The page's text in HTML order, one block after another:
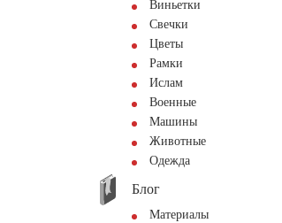
Виньетки
Свечки
Цветы
Рамки
Ислам
Военные
Машины
Животные
Одежда
Блог
Материалы